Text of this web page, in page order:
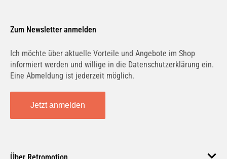
Zum Newsletter anmelden
Ich möchte über aktuelle Vorteile und Angebote im Shop
informiert werden und willige in die Datenschutzerklärung ein.
Eine Abmeldung ist jederzeit möglich.
Jetzt anmelden